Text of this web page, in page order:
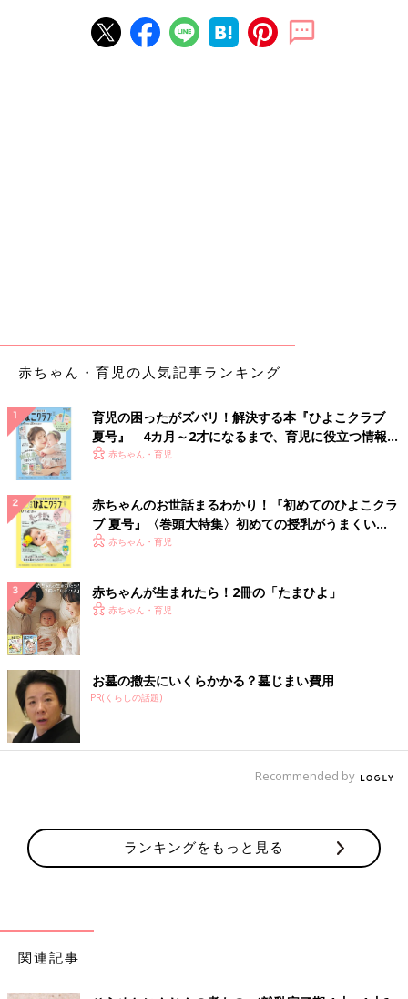
赤ちゃん・育児の人気記事ランキング
育児の困ったがズバリ！解決する本『ひよこクラブ
夏号』 4カ月～2才になるまで、育児に役立つ情報が
いっぱい！
赤ちゃん・育児
赤ちゃんのお世話まるわかり！『初めてのひよこクラ
ブ 夏号』〈巻頭大特集〉初めての授乳がうまくい
く！ おっぱい・ミルクの基本と夏のトラブル 解決テ
赤ちゃん・育児
赤ちゃんが生まれたら！2冊の「たまひよ」
赤ちゃん・育児
お墓の撤去にいくらかかる？墓じまい費用
PR(くらしの話題)
Recommended by
ランキングをもっと見る
関連記事